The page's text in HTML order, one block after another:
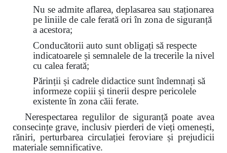
Nu se admite aflarea, deplasarea sau staționarea
pe liniile de cale ferată ori în zona de siguranță
a acestora;
Conducătorii auto sunt obligați să respecte
indicatoarele și semnalele de la trecerile la nivel
cu calea ferată;
Părinții și cadrele didactice sunt îndemnați să
informeze copiii și tinerii despre pericolele
existente în zona căii ferate.
Nerespectarea regulilor de siguranță poate avea
consecințe grave, inclusiv pierderi de vieți omenești,
răniri, perturbarea circulației feroviare și prejudicii
materiale semnificative.